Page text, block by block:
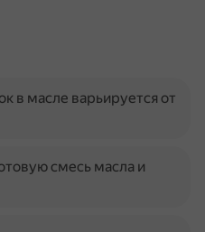
в масле варьируется от
смесь масла и